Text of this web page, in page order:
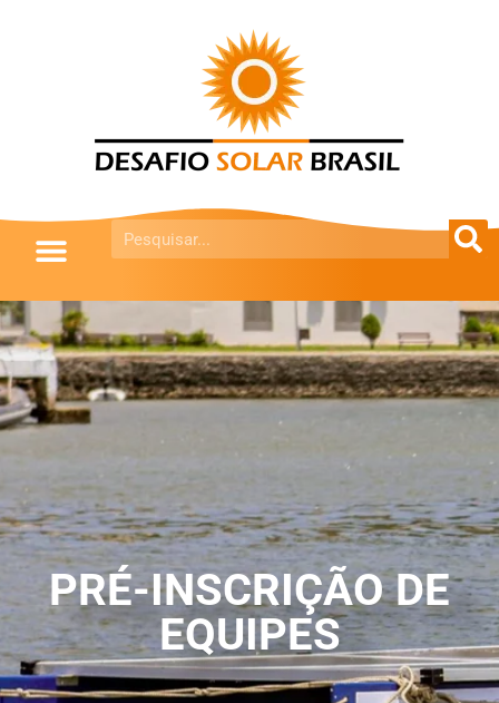
PRÉ-INSCRIÇÃO DE
EQUIPES